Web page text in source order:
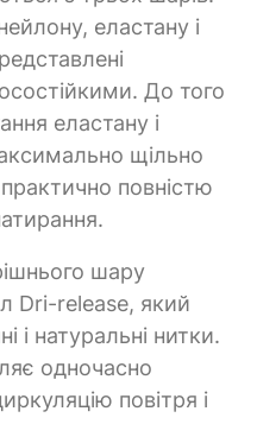
еластану і
До того
еластану і
щільно
повністю
шару
Dri-release, який
і натуральні нитки.
одночасно
повітря і